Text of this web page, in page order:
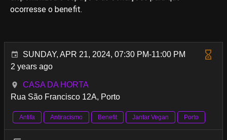
ocorresse o benefit.
SUNDAY, APR 21, 2024, 07:30 PM-11:00 PM
2 years ago
CASA DA HORTA
Rua São Francisco 12A, Porto
Antifa Antiracismo Benefit Jantar Vegan Porto